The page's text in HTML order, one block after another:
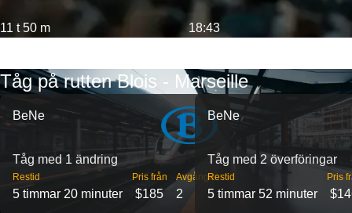
11 t 50 m 18:43
Tåg på rutten Blois - Marseille
BeNe
Tåg med 1 ändring
Restid
5 timmar 20 minuter
Pris från
$185
Avgångar
2
BeNe
Tåg med 2 överföringar
Restid
5 timmar 52 minuter
Pris